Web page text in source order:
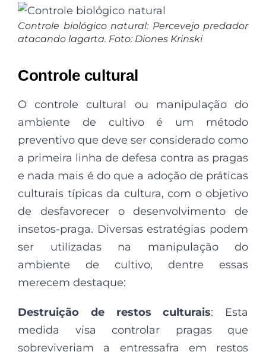
Controle biológico natural: Percevejo predador
atacando lagarta. Foto: Diones Krinski
Controle cultural
O controle cultural ou manipulação do
ambiente de cultivo é um método
preventivo que deve ser considerado como
a primeira linha de defesa contra as pragas
e nada mais é do que a adoção de práticas
culturais típicas da cultura, com o objetivo
de desfavorecer o desenvolvimento de
insetos-praga. Diversas estratégias podem
ser utilizadas na manipulação do
ambiente de cultivo, dentre essas
merecem destaque:
Destruição de restos culturais: Esta
medida visa controlar pragas que
sobreviveriam a entressafra em restos